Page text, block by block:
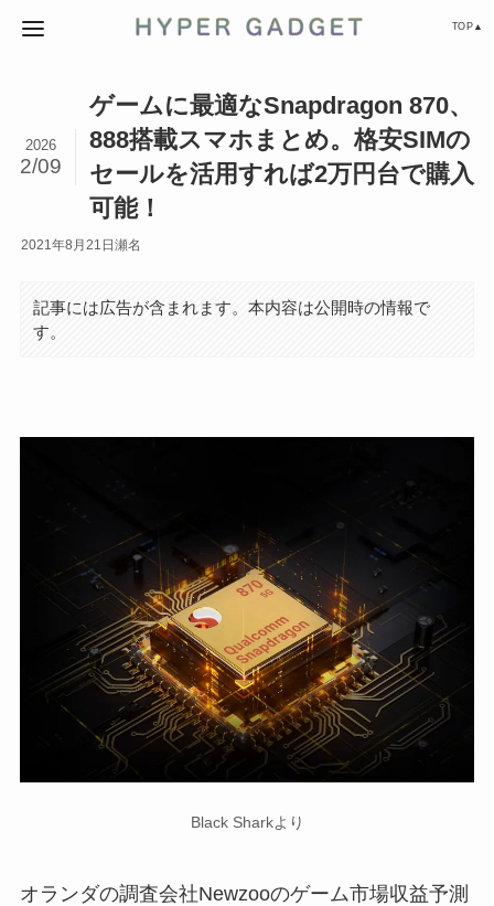
TOP▲
ゲームに最適なSnapdragon 870、
888搭載スマホまとめ。格安SIMの
セールを活用すれば2万円台で購入
可能！
2026
2/09
2021年8月21日 瀬名
記事には広告が含まれます。本内容は公開時の情報で
す。
Black Sharkより
オランダの調査会社Newzooのゲーム市場収益予測